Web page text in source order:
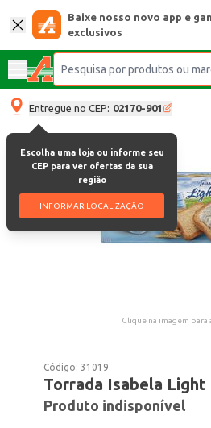
Baixe nosso novo app e
exclusivos
Entregue no CEP: 02170-901
Escolha uma loja ou informe seu
CEP para ver ofertas da sua
região
INFORMAR LOCALIZAÇÃO
Clique na imagem para
Código:31019
Torrada Isabela Light
Produto indisponível